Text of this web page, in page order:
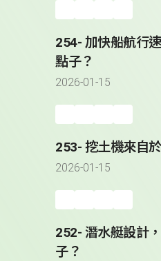
254- 加快船航行
點子？
2026-01-15
253- 挖土機來自
2026-01-15
252- 潛水艇設計
子？